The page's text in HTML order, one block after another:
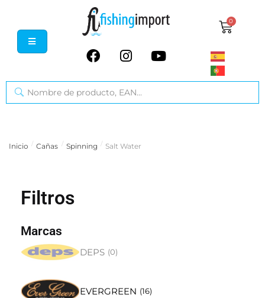
0
Inicio / Cañas / Spinning / Salt Water
Filtros
Marcas
DEPS (0)
EVERGREEN (16)